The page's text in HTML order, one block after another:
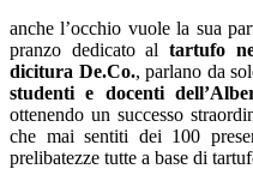
anche l’occhio vuole la sua
pranzo dedicato al tartufo
dicitura De.Co., parlano da
studenti e docenti
ottenendo un successo
che mai sentiti dei 100
prelibatezze tutte a base di